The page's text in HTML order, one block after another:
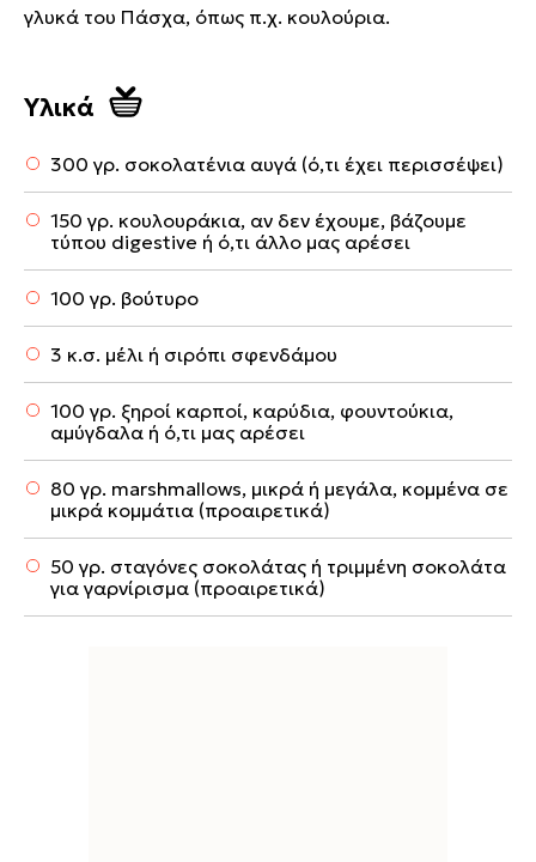
γλυκά του Πάσχα, όπως π.χ. κουλούρια.
Υλικά
300 γρ. σοκολατένια αυγά (ό,τι έχει περισσέψει)
150 γρ. κουλουράκια, αν δεν έχουμε, βάζουμε
τύπου digestive ή ό,τι άλλο μας αρέσει
100 γρ. βούτυρο
3 κ.σ. μέλι ή σιρόπι σφενδάμου
100 γρ. ξηροί καρποί, καρύδια, φουντούκια,
αμύγδαλα ή ό,τι μας αρέσει
80 γρ. marshmallows, μικρά ή μεγάλα, κομμένα σε
μικρά κομμάτια (προαιρετικά)
50 γρ. σταγόνες σοκολάτας ή τριμμένη σοκολάτα
για γαρνίρισμα (προαιρετικά)